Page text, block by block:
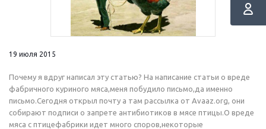
19 июля 2015
Почему я вдруг написал эту статью? На написание статьи о вреде
фабричного куриного мяса,меня побудило письмо,да именно
письмо.Сегодня открыл почту а там рассылка от Avaaz.org, они
собирают подписи о запрете антибиотиков в мясе птицы.О вреде
мяса с птицефабрики идет много споров,некоторые